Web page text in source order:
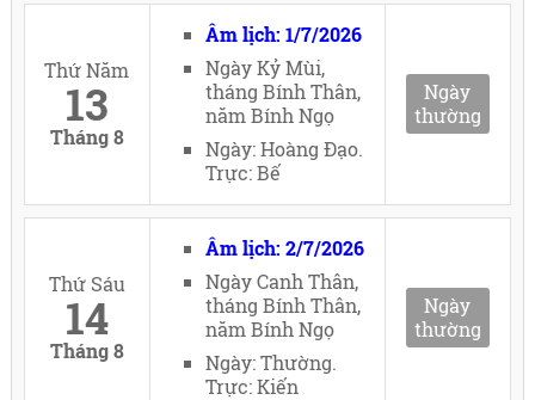
Thứ Năm
13
Tháng 8
Âm lịch: 1/7/2026
Ngày Kỷ Mùi,
tháng Bính Thân,
năm Bính Ngọ
Ngày: Hoàng Đạo.
Trực: Bế
Ngày
thường
Thứ Sáu
14
Tháng 8
Âm lịch: 2/7/2026
Ngày Canh Thân,
tháng Bính Thân,
năm Bính Ngọ
Ngày: Thường.
Trực: Kiến
Ngày
thường